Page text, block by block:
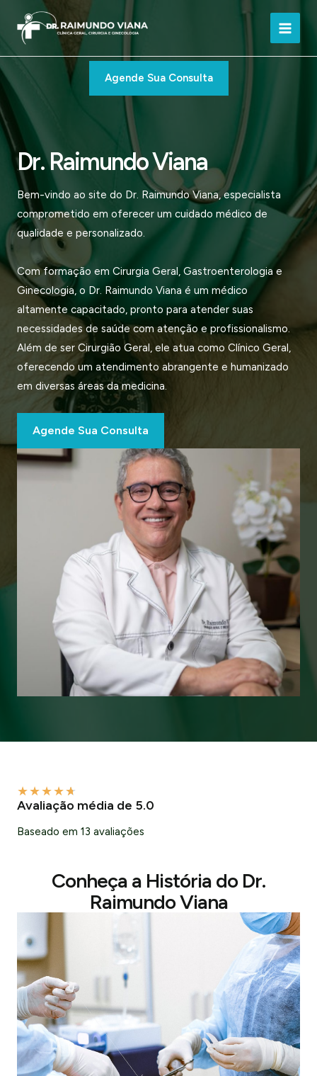
para
conteúdo
Main
Agende Sua Consulta
Dr. Raimundo Viana
Bem-vindo ao site do Dr. Raimundo Viana, especialista
comprometido em oferecer um cuidado médico de
qualidade e personalizado.
Com formação em Cirurgia Geral, Gastroenterologia e
Ginecologia, o Dr. Raimundo Viana é um médico
altamente capacitado, pronto para atender suas
necessidades de saúde com atenção e profissionalismo.
Além de ser Cirurgião Geral, ele atua como Clínico Geral,
oferecendo um atendimento abrangente e humanizado
em diversas áreas da medicina.
Agende Sua Consulta
★★★★★
Avaliação média de 5.0
Baseado em 13 avaliações
Conheça a História do Dr.
Raimundo Viana